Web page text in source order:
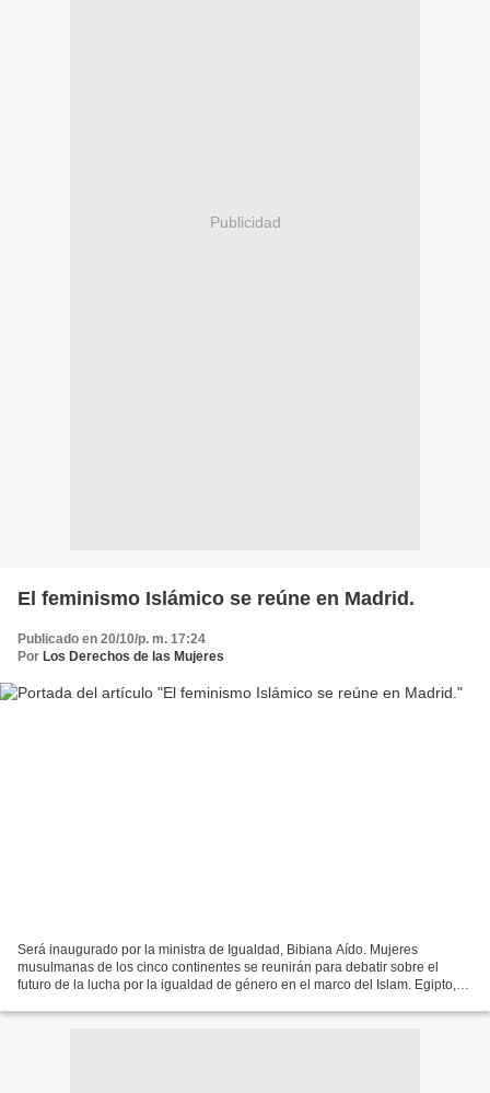
Publicidad
El feminismo Islámico se reúne en Madrid.
Publicado en 20/10/p. m. 17:24
Por Los Derechos de las Mujeres
Será inaugurado por la ministra de Igualdad, Bibiana Aído. Mujeres
musulmanas de los cinco continentes se reunirán para debatir sobre el
futuro de la lucha por la igualdad de género en el marco del Islam. Egipto,